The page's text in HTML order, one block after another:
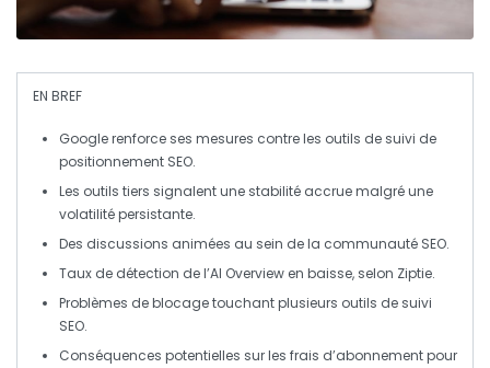
EN BREF
Googlerenforce ses mesures contre les outils de suivi de
positionnement SEO.
Les outils tiers signalent une stabilité accruemalgré une
volatilité persistante.
Des discussions animées au sein de la communauté SEO.
Taux de détection de l’AI Overview en baisse, selon Ziptie.
Problèmes de blocage touchant plusieurs outils de suivi
SEO.
Conséquences potentielles sur les frais d’abonnement pour